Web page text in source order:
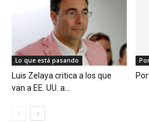
Lo que está pasando
Luis Zelaya critica a los que
van a EE. UU. a...